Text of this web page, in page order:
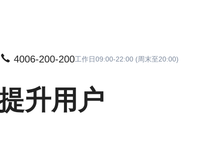
4006-200-200工作日09:00-22:00 (周末至20:00)
升用户